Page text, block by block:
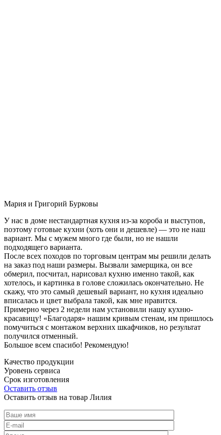
Мария и Григорий Бурковы
У нас в доме нестандартная кухня из-за короба и выступов,
поэтому готовые кухни (хоть они и дешевле) — это не наш
вариант. Мы с мужем много где были, но не нашли
подходящего варианта.
После всех походов по торговым центрам мы решили делать
на заказ под наши размеры. Вызвали замерщика, он все
обмерил, посчитал, нарисовал кухню именно такой, как
хотелось, и картинка в голове сложилась окончательно. Не
скажу, что это самый дешевый вариант, но кухня идеально
вписалась и цвет выбрала такой, как мне нравится.
Примерно через 2 недели нам установили нашу кухню-
красавицу! «Благодаря» нашим кривым стенам, им пришлось
помучиться с монтажом верхних шкафчиков, но результат
получился отменный.
Большое всем спасибо! Рекомендую!
Качество продукции
Уровень сервиса
Срок изготовления
Оставить отзыв
Оставить отзыв на товар Лилия